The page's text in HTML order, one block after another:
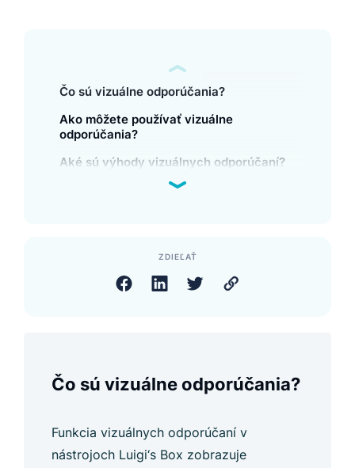
Čo sú vizuálne odporúčania?
Ako môžete používať vizuálne
odporúčania?
Aké sú výhody vizuálnych odporúčaní?
ZDIEĽAŤ
Čo sú vizuálne odporúčania?
Funkcia vizuálnych odporúčaní v
nástrojoch Luigi‘s Box zobrazuje